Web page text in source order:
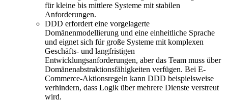
für kleine bis mittlere Systeme mit stabilen
Anforderungen.
DDD erfordert eine vorgelagerte
Domänenmodellierung und eine einheitliche Sprache
und eignet sich für große Systeme mit komplexen
Geschäfts- und langfristigen
Entwicklungsanforderungen, aber das Team muss über
Domänenabstraktionsfähigkeiten verfügen. Bei E-
Commerce-Aktionsregeln kann DDD beispielsweise
verhindern, dass Logik über mehrere Dienste verstreut
wird.